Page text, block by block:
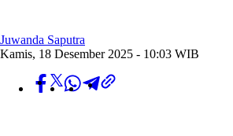
Juwanda Saputra
Kamis, 18 Desember 2025 - 10:03 WIB